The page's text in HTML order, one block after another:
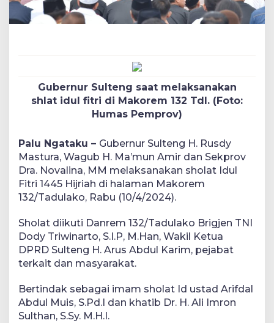
Gubernur Sulteng saat melaksanakan
shlat idul fitri di Makorem 132 Tdl. (Foto:
Humas Pemprov)
Palu Ngataku – Gubernur Sulteng H. Rusdy
Mastura, Wagub H. Ma’mun Amir dan Sekprov
Dra. Novalina, MM melaksanakan sholat Idul
Fitri 1445 Hijriah di halaman Makorem
132/Tadulako, Rabu (10/4/2024).
Sholat diikuti Danrem 132/Tadulako Brigjen TNI
Dody Triwinarto, S.I.P, M.Han, Wakil Ketua
DPRD Sulteng H. Arus Abdul Karim, pejabat
terkait dan masyarakat.
Bertindak sebagai imam sholat Id ustad Arifdal
Abdul Muis, S.Pd.I dan khatib Dr. H. Ali Imron
Sulthan, S.Sy. M.H.I.